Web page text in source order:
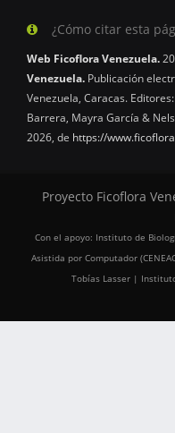
¿Cómo citar esta
Web Ficoflora Venezuela.
Venezuela. Publicación
Venezuela, Caracas.
Barrera, Mayra García &
2026, de https://
Proyecto Ficoflora
Con el apoyo: Instituto de
Asistida por Computador
Tobías Lasser |